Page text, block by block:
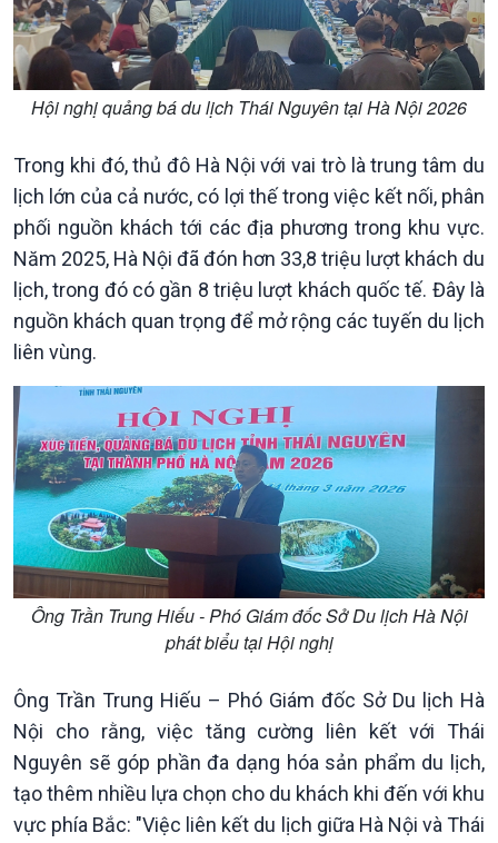
Xã hội
Tin Đời sống & Xã hội
360 độ Sức khỏe
Chuyển đổi Xanh
Tài nguyên và Môi trường
Chuyên gia của bạn
Xã hội chuyển động
Bước chân đến trường
Khoa học & Công nghệ
Tin Khoa học & Công nghệ
Kết nối công nghệ
Sống chung với biến đổi
Hội nghị quảng bá du lịch Thái Nguyên tại Hà Nội 2026
Trong khi đó, thủ đô Hà Nội với vai trò là trung tâm du
lịch lớn của cả nước, có lợi thế trong việc kết nối, phân
phối nguồn khách tới các địa phương trong khu vực.
Năm 2025, Hà Nội đã đón hơn 33,8 triệu lượt khách du
lịch, trong đó có gần 8 triệu lượt khách quốc tế. Đây là
nguồn khách quan trọng để mở rộng các tuyến du lịch
liên vùng.
Ông Trần Trung Hiếu - Phó Giám đốc Sở Du lịch Hà Nội
phát biểu tại Hội nghị
Ông Trần Trung Hiếu – Phó Giám đốc Sở Du lịch Hà
Nội cho rằng, việc tăng cường liên kết với Thái
Nguyên sẽ góp phần đa dạng hóa sản phẩm du lịch,
tạo thêm nhiều lựa chọn cho du khách khi đến với khu
vực phía Bắc: "Việc liên kết du lịch giữa Hà Nội và Thái